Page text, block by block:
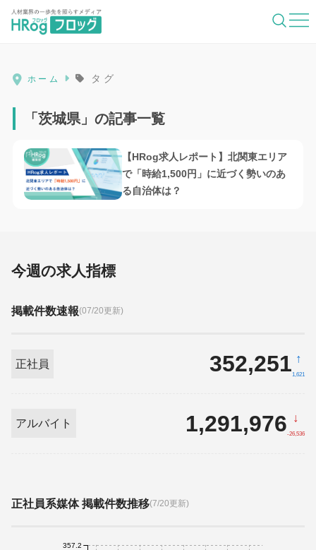
HRog | 人材業界の一歩先を照らすメディ
ホーム タグ
「茨城県」の記事一覧
【HRog求人レポート】北関東エリア
で「時給1,500円」に近づく勢いのあ
る自治体は？
今週の求人指標
掲載件数速報(07/20更新)
正社員 352,251 ↑
1,621
アルバイト 1,291,976 ↓
-26,536
正社員系媒体 掲載件数推移(7/20更新)
357.2